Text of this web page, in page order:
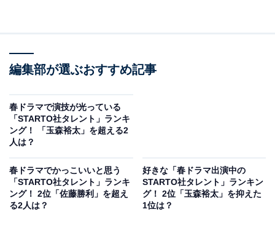
2位は、日曜劇場『GIFT』（TBS系）でした。堤真一さ
パラスポーツである車いすラグビーを舞台としたドラマ
で、玉森さんは音楽事務所で作曲家のマネージャーを担
当する坂本昊を演じています。音大を卒業するも周囲と
の才能の差を感じ、満たされない日々を送っているキャ
ラクターです。
編集部が選ぶおすすめ記事
春ドラマで演技が光っている
「STARTO社タレント」ランキ
ング！ 「玉森裕太」を超える2
人は？
春ドラマでかっこいいと思う
「STARTO社タレント」ランキ
ング！ 2位「佐藤勝利」を超え
る2人は？
好きな「春ドラマ出演中の
STARTO社タレント」ランキン
グ！ 2位「玉森裕太」を抑えた
1位は？